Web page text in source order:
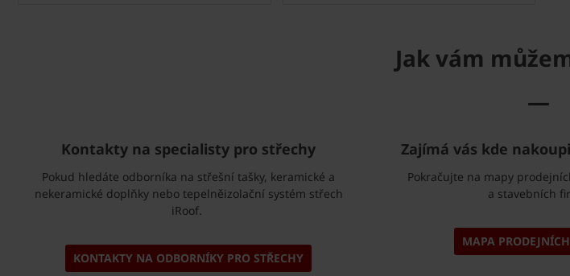
Jak vám
—
Kontakty na specialisty pro střechy
Pokud hledáte odborníka na střešní tašky, keramické a
nekeramické doplňky nebo tepelněizolační systém střech
iRoof.
KONTAKTY NA ODBORNÍKY PRO STŘECHY
Zajímá vás kde
Pokračujte na mapy
a stavebních
MAPA